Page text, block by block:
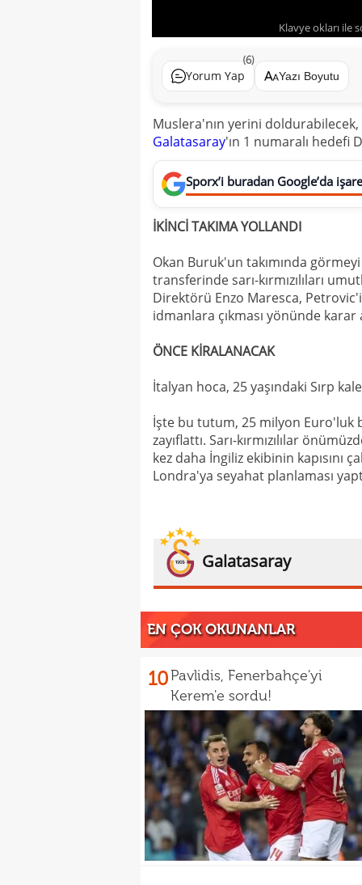
Klavye okları ile
Yorum Yap
(6)
Yazı Boyutu
Muslera'nın yerini
Galatasaray'ın 1 numaralı hedefi
Sporx’i buradan Google’da
İKİNCİ TAKIMA YOLLANDI
Okan Buruk'un takımında
transferinde sarı-kırmızılıları
Direktörü Enzo Maresca,
idmanlara çıkması yönünde karar
ÖNCE KİRALANACAK
İtalyan hoca, 25 yaşındaki Sırp
İşte bu tutum, 25 milyon Euro'luk
zayıflattı. Sarı-kırmızılılar
kez daha İngiliz ekibinin kapısını
Londra'ya seyahat planlaması
Galatasaray
EN ÇOK OKUNANLAR
10Pavlidis, Fenerbahçe'yi
Kerem'e sordu!